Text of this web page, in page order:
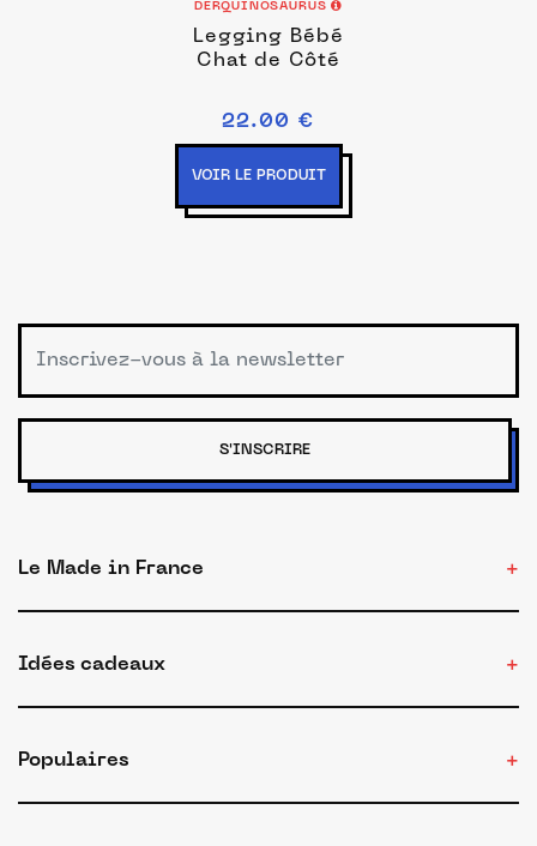
DERQUINOSAURUS
Legging Bébé
Chat de Côté
22.00 €
VOIR LE PRODUIT
S'INSCRIRE
Le Made in France
Idées cadeaux
Populaires